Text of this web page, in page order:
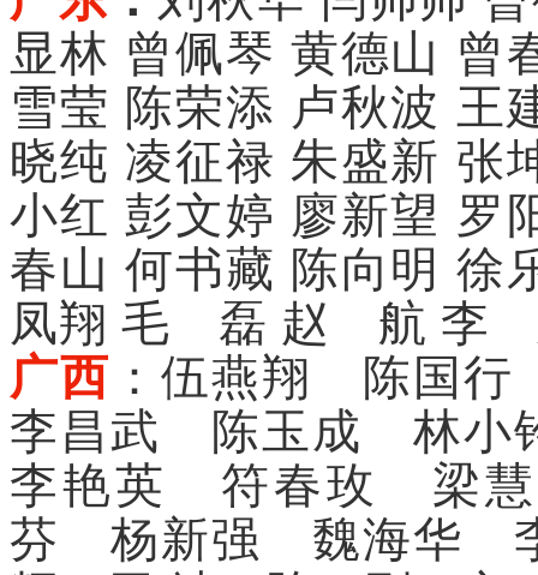
显林 曾佩琴 黄德山 曾
雪莹 陈荣添 卢秋波 王
晓纯 凌征禄 朱盛新 张
小红 彭文婷 廖新望 罗
春山 何书藏 陈向明 徐
凤翔 毛 磊 赵 航 李
广西 ：伍燕翔 陈国
李昌武 陈玉成 林
李艳英 符春玫 梁
芬 杨新强 魏海华